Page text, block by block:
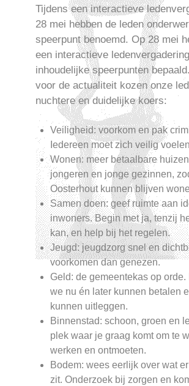
Tijdens een interactieve
28 mei hebben de leden
speerpunt benoemd. Op 28 mei
een interactieve
inhoudelijke speerpunten
voor de actualiteit kozen onze
nuchtere en duidelijke koers:
Veiligheid: voorkom en pak
Iedereen moet zich veilig
Wonen: meer betaalbare
jongeren en jonge gezinnen,
Oosterhout kunnen blijven
Samen doen: geef ruimte aan
inwoners. Begin met ja, tenzij
kan, en help bij het regelen.
Jeugd: jeugdzorg snel en
voorkomen dan genezen.
Geld: de gemeentekas op orde.
we nu én later kunnen betalen
kunnen uitleggen.
Binnenstad: schoon, groen en
plek waar je graag komt om te
werken en ontmoeten.
Bodem: wees eerlijk over wat
zit. Onderzoek bij zorgen en